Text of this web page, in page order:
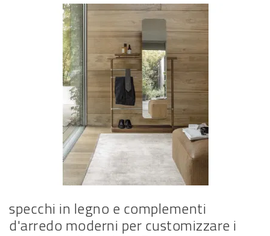
specchi in legno e complementi
d'arredo moderni per customizzare i